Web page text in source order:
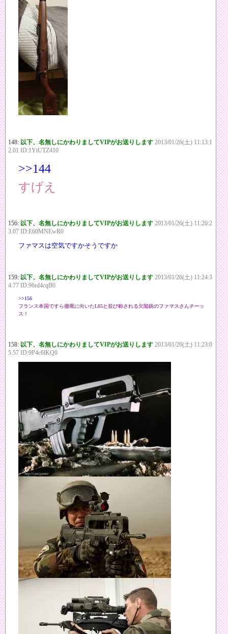
148: 以下、名無しにかわりましてVIPがお送りします 2013/01/26(土) 11:13:1
2.01 ID:1YtUTZ410
>>144
すげえ
156: 以下、名無しにかわりましてVIPがお送りします 2013/01/26(土) 11:20:2
3.07 ID:E60MNEwR0
ファマスは空気ですかそうですか
159: 以下、名無しにかわりましてVIPがお送りします 2013/01/26(土) 11:24:3
4.77 ID:96rd4cqB0
>>156
フランス本国ですら撤廃に向いたL85と並び称される欠陥銃のファマスさんチーッ
ス！
158: 以下、名無しにかわりましてVIPがお送りします 2013/01/26(土) 11:23:0
5.57 ID:9P4c6lKQ0